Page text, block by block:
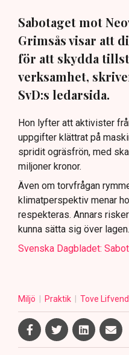
Sabotaget mot
Grimsås visar att
för att skydda
verksamhet,
SvD:s ledarsida.
Hon lyfter att aktivister
uppgifter klättrat på
spridit ogräsfrön, med
miljoner kronor.
Även om torvfrågan
klimatperspektiv menar
respekteras. Annars
kunna sätta sig över lagen.
Svenska Dagbladet:
Miljö Praktik Tove